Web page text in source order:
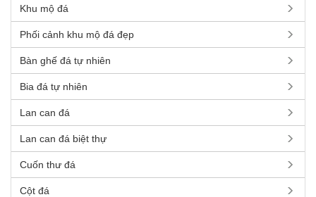
Khu mộ đá
Phối cảnh khu mộ đá đẹp
Bàn ghế đá tự nhiên
Bia đá tự nhiên
Lan can đá
Lan can đá biệt thự
Cuốn thư đá
Cột đá